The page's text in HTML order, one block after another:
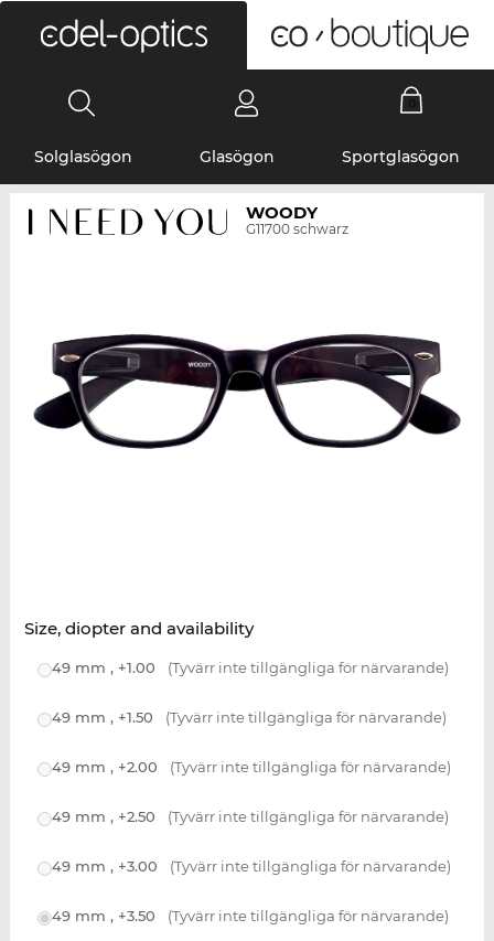
Solglasögon Glasögon Sportglasögon
WOODY
G11700 schwarz
Size, diopter and availability
49 mm , +1.00 (Tyvärr inte tillgängliga för närvarande)
49 mm , +1.50 (Tyvärr inte tillgängliga för närvarande)
49 mm , +2.00 (Tyvärr inte tillgängliga för närvarande)
49 mm , +2.50 (Tyvärr inte tillgängliga för närvarande)
49 mm , +3.00 (Tyvärr inte tillgängliga för närvarande)
49 mm , +3.50 (Tyvärr inte tillgängliga för närvarande)